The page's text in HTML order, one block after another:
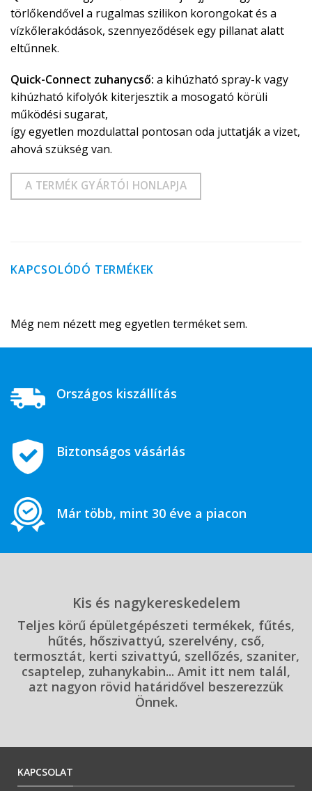
törlőkendővel a rugalmas szilikon korongokat és a
vízkőlerakódások, szennyeződések egy pillanat alatt
eltűnnek.
Quick-Connect zuhanycső: a kihúzható spray-k vagy
kihúzható kifolyók kiterjesztik a mosogató körüli
működési sugarat,
így egyetlen mozdulattal pontosan oda juttatják a vizet,
ahová szükség van.
A TERMÉK GYÁRTÓI HONLAPJA
KAPCSOLÓDÓ TERMÉKEK
Még nem nézett meg egyetlen terméket sem.
Országos kiszállítás
Biztonságos vásárlás
Már több, mint 30 éve a piacon
Kis és nagykereskedelem
Teljes körű épületgépészeti termékek, fűtés,
hűtés, hőszivattyú, szerelvény, cső,
termosztát, kerti szivattyú, szellőzés, szaniter,
csaptelep, zuhanykabin... Amit itt nem talál,
azt nagyon rövid határidővel beszerezzük
Önnek.
KAPCSOLAT